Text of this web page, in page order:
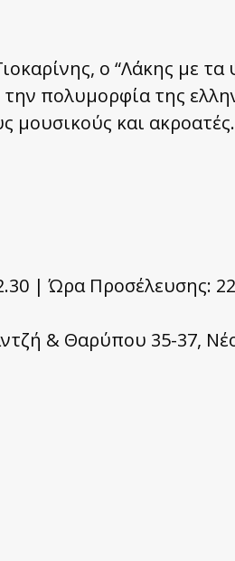
ο “Λάκης με τα
πολυμορφία της
μουσικούς και ακροατές.
| Ώρα Προσέλευσης:
& Θαρύπου 35-37,